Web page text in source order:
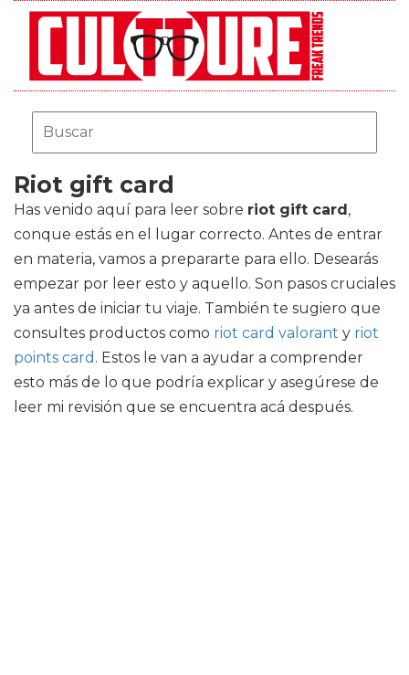
Riot gift card
Has venido aquí para leer sobre riot gift card,
conque estás en el lugar correcto. Antes de entrar
en materia, vamos a prepararte para ello. Desearás
empezar por leer esto y aquello. Son pasos cruciales
ya antes de iniciar tu viaje. También te sugiero que
consultes productos como riot card valorant y riot
points card . Estos le van a ayudar a comprender
esto más de lo que podría explicar y asegúrese de
leer mi revisión que se encuentra acá después.